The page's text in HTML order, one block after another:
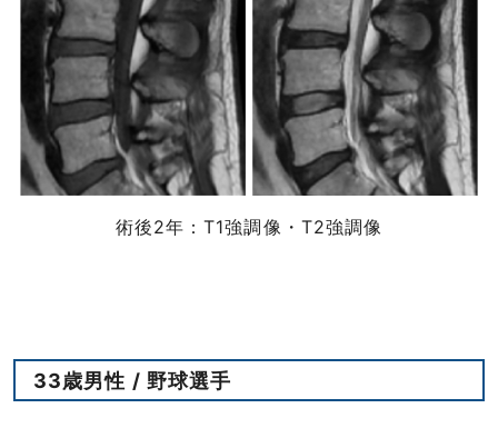
術後2年：T1強調像・T2強調像
33歳男性 / 野球選手